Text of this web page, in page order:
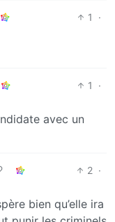
1
·
1
·
avec un
2 ·
bien qu’elle ira